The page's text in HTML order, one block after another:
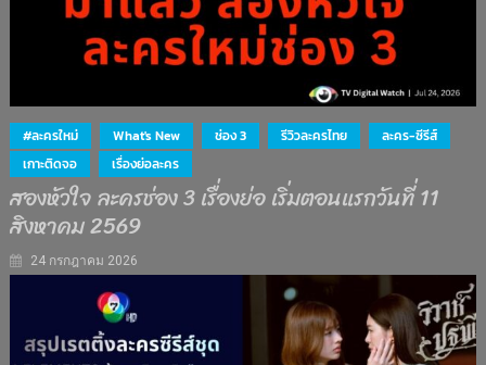
#ละครใหม่ What's New ช่อง 3 รีวิวละครไทย
ละคร-ซีรีส์
เกาะติดจอ
เรื่องย่อละคร
สองหัวใจ ละครช่อง 3 เรื่องย่อ เริ่มตอนแรกวันที่ 11
สิงหาคม 2569
24 กรกฎาคม 2026